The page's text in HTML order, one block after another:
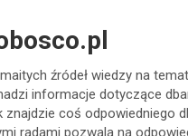
źródeł wiedzy na
informacje dotyczące
znajdzie coś odpowiedniego
radami pozwala na